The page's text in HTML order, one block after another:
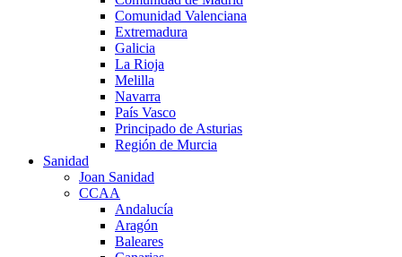
Comunidad Valenciana
Extremadura
Galicia
La Rioja
Melilla
Navarra
País Vasco
Principado de Asturias
Región de Murcia
Sanidad
Joan Sanidad
CCAA
Andalucía
Aragón
Baleares